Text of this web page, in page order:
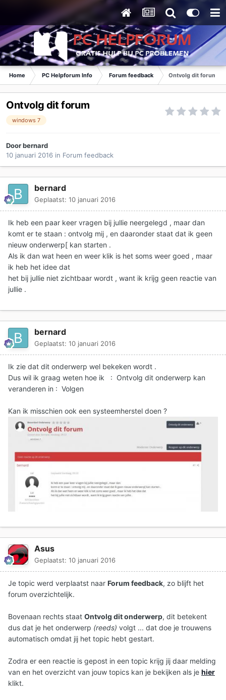
Home PC Helpforum Info Forum feedback Ontvolg dit forum
Ontvolg dit forum
windows 7
Doorbernard
10 januari 2016 in Forum feedback
bernard
Geplaatst: 10 januari 2016
Ik heb een paar keer vragen bij jullie neergelegd , maar dan
komt er te staan : ontvolg mij , en daaronder staat dat ik geen
nieuw onderwerp[ kan starten .
Als ik dan wat heen en weer klik is het soms weer goed , maar
ik heb het idee dat
het bij jullie niet zichtbaar wordt , want ik krijg geen reactie van
jullie .
bernard
Geplaatst: 10 januari 2016
Ik zie dat dit onderwerp wel bekeken wordt .
Dus wil ik graag weten hoe ik : Ontvolg dit onderwerp kan
veranderen in : Volgen
Kan ik misschien ook een systeemherstel doen ?
Asus
Geplaatst: 10 januari 2016
Je topic werd verplaatst naar Forum feedback, zo blijft het
forum overzichtelijk.
Bovenaan rechts staat Ontvolg dit onderwerp, dit betekent
dus dat je het onderwerp (reeds) volgt ... dat doe je trouwens
automatisch omdat jij het topic hebt gestart.
Zodra er een reactie is gepost in een topic krijg jij daar melding
van en het overzicht van jouw topics kan je bekijken als je hier
klikt.